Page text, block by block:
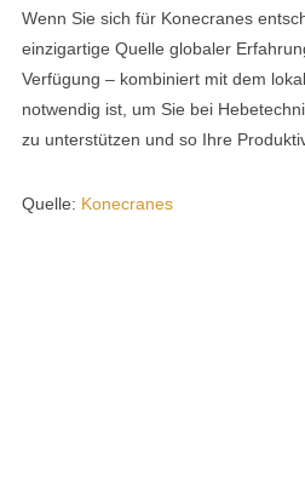
Wenn Sie sich für Konecranes
einzigartige Quelle globaler
Verfügung – kombiniert mit dem
notwendig ist, um Sie bei
zu unterstützen und so Ihre
Quelle: Konecranes